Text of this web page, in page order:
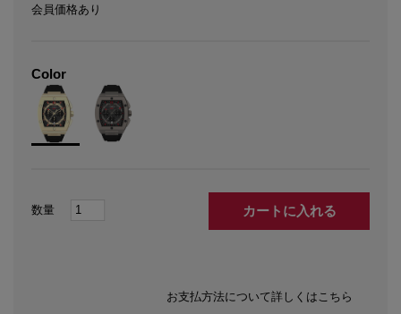
会員価格あり
Color
カートに入れる
お支払方法について詳しくはこちら